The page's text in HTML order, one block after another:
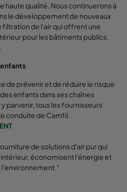
haute qualité. Nous continuerons à
le développement de nouveaux
de l'air qui offrent une
pour les bâtiments publics,
de prévenir et de réduire le risque
enfants dans ses chaînes
parvenir, tous les fournisseurs
conduite de Camfil.
de solutions d'air pur qui
économisent l'énergie et